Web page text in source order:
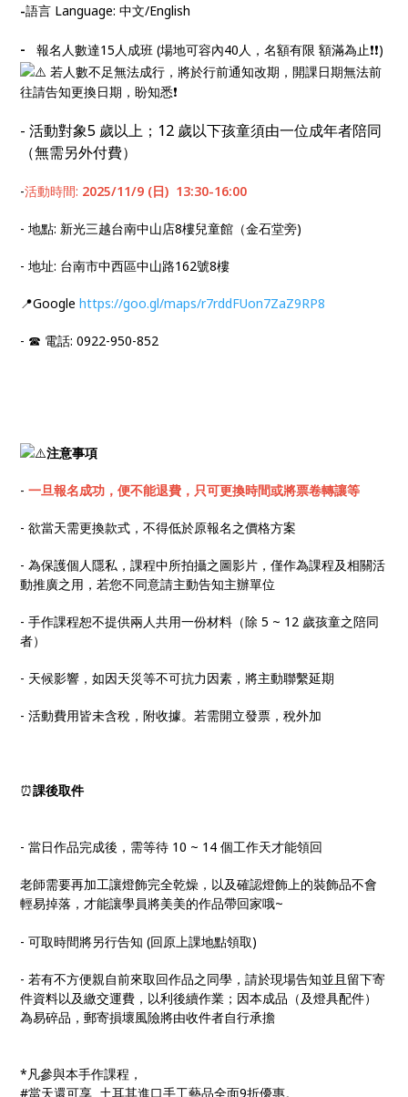
-語言 Language: 中文/English
-
報名人數達15人成班 (場地可容內40人，名額有限 額滿為止❗❗)
若人數不足無法成行，將於行前通知改期，開課日期無法前
往請告知更換日期，盼知悉❗
- 活動對象5 歲以上；12 歲以下孩童須由一位成年者陪同
（無需另外付費）
-活動時間: 2025/11/9 (日) 13:30-16:00
- 地點: 新光三越台南中山店8樓兒童館（金石堂旁)
- 地址: 台南市中西區中山路162號8樓
📍Googlehttps://goo.gl/maps/r7rddFUon7ZaZ9RP8
- ☎ 電話: 0922-950-852
注意事項
-一旦報名成功，便不能退費，只可更換時間或將票卷轉讓等
- 欲當天需更換款式，不得低於原報名之價格方案
- 為保護個人隱私，課程中所拍攝之圖影片，僅作為課程及相關活
動推廣之用，若您不同意請主動告知主辦單位
- 手作課程恕不提供兩人共用一份材料（除 5 ~ 12 歲孩童之陪同
者）
- 天候影響，如因天災等不可抗力因素，將主動聯繫延期
- 活動費用皆未含稅，附收據。若需開立發票，稅外加
⏰課後取件
- 當日作品完成後，需等待 10 ~ 14 個工作天才能領回
老師需要再加工讓燈飾完全乾燥，以及確認燈飾上的裝飾品不會
輕易掉落，才能讓學員將美美的作品帶回家哦~
- 可取時間將另行告知 (回原上課地點領取)
- 若有不方便親自前來取回作品之同學，請於現場告知並且留下寄
件資料以及繳交運費，以利後續作業；因本成品（及燈具配件）
為易碎品，郵寄損壞風險將由收件者自行承擔
*凡參與本手作課程，
#當天還可享 土耳其進口手工藝品全面9折優惠。